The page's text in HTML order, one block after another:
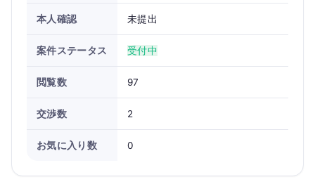
本人確認 未提出
案件ステータス 受付中
閲覧数 97
交渉数 2
お気に入り数 0